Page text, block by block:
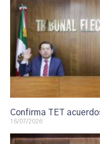
Confirma TET
16/07/2026